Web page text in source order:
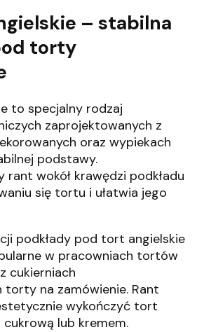
– stabilna
torty
to specjalny rodzaj
zaprojektowanych z
oraz wypiekach
podstawy.
wokół krawędzi podkładu
się tortu i ułatwia jego
podkłady pod tort angielskie
w pracowniach tortów
cukierniach
na zamówienie. Rant
wykończyć tort
lub kremem.